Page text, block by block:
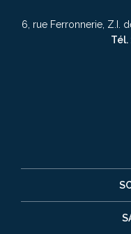
6, rue Ferronnerie, Z.I.
Tél.